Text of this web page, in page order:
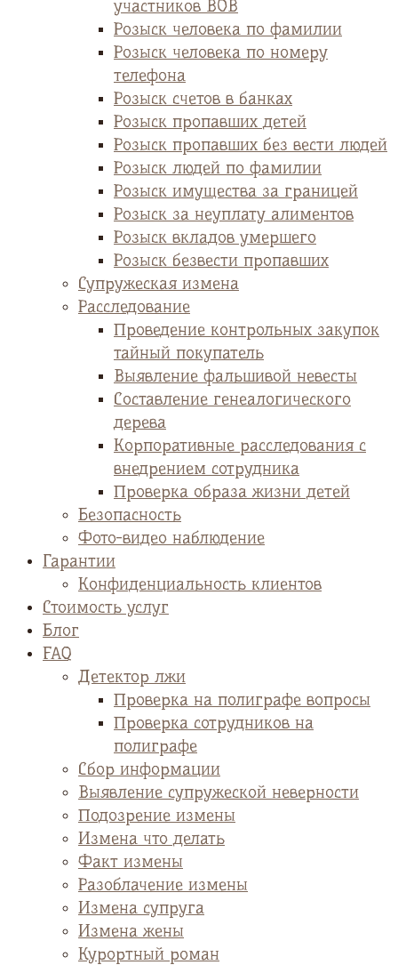
участников ВОВ
Розыск человека по фамилии
Розыск человека по номеру
телефона
Розыск счетов в банках
Розыск пропавших детей
Розыск пропавших без вести людей
Розыск людей по фамилии
Розыск имущества за границей
Розыск за неуплату алиментов
Розыск вкладов умершего
Розыск безвести пропавших
Супружеская измена
Расследование
Проведение контрольных закупок
тайный покупатель
Выявление фальшивой невесты
Cоставление генеалогического
дерева
Корпоративные расследования с
внедрением сотрудника
Проверка образа жизни детей
Безопасность
Фото-видео наблюдение
Гарантии
Конфиденциальность клиентов
Стоимость услуг
Блог
FAQ
Детектор лжи
Проверка на полиграфе вопросы
Проверка сотрудников на
полиграфе
Сбор информации
Выявление супружеской неверности
Подозрение измены
Измена что делать
Факт измены
Разоблачение измены
Измена супруга
Измена жены
Курортный роман